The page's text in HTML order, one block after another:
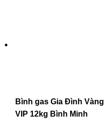
Bình gas Gia Đình Vàng
VIP 12kg Bình Minh